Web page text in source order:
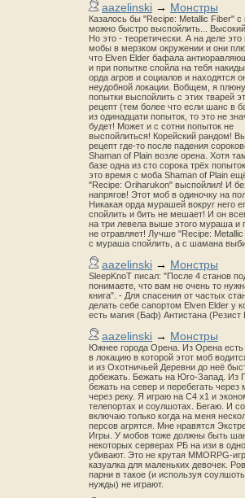
aazelinski → Монстры
Казалось бы "Recipe: Metallic Fiber" с
можно быстро выспойлить... Высокий
Но это - теоретически. А на деле это
мобы в мерзком окружении и они
что Elven Elder бафала
и при попытке спойла на тебя
орда агров и социалов и находятся
неудобной локации. Вобщем, я
попытки выспойлить с этих тварей
рецепт (тем более что если шанс в
из одинадцати попыток, то это не
будет! Может и с сотни попыток не
выспойлиться! Корейский рандом!
рецепт где-то после падения
Shaman of Plain возле орена. Хотя
базе одна из сто сорока трёх
это время с моба Shaman of Plain
"Recipe: Oriharukon" выспойлил! И
напрягов! Этот моб в одиночку на
Никакая орда мурашей вокруг него
спойлить и бить не мешает! И он
на три левела выше этого мураша и
не отравляет! Лучше "Recipe:
с мураша спойлить, а с шамана
aazelinski → Монстры
SleepKnoT писал: "После 4 станов
понимаете, что вам не очень то
книга". - Для спасения от частых
делать себе сапортом Elven Elder у
есть магия (Баф) Антистана (Резист
aazelinski → Монстры
Южнее города Орена. Из Орена есть
в локацию в которой этот моб
и из Охотничьей Деревни до неё
добежать. Бежать на Юго-Запад. Из
бежать на север и перебегать через
через реку. Я играю на С4 х1 и
телепортах и соулшотах. Бегаю. И
включаю только когда на меня
персов агрятся. Мне нравятся
Игры. У мобов тоже должны быть
некоторых серверах РБ на изи в
убивают. Это не крутая MMORPG-
казуалка для маленьких девочек.
парни в такое (и используя
нужды) не играют.